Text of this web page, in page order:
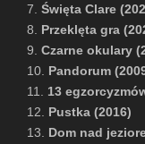
7. Święta Clare
8. Przeklęta gra
9. Czarne okulary
10. Pandorum
11. 13
12. Pustka (2016)
13. Dom nad